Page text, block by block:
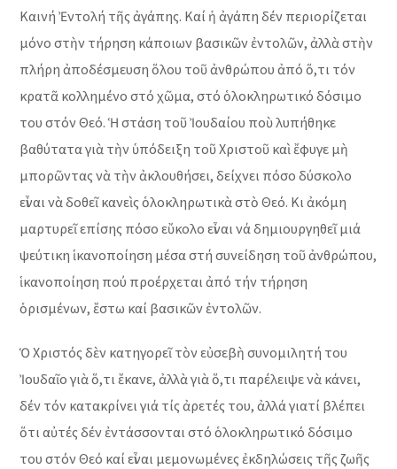
Καινή Ἐντολή τῆς ἀγάπης. Καί ἡ ἀγάπη δέν περιορίζεται
μόνο στὴν τήρηση κάποιων βασικῶν ἐντολῶν, ἀλλὰ στὴν
πλήρη ἀποδέσμευση ὅλου τοῦ ἀνθρώπου ἀπό ὅ,τι τόν
κρατᾶ κολλημένο στό χῶμα, στό ὁλοκληρωτικό δόσιμο
του στόν Θεό. Ἡ στάση τοῦ Ἰουδαίου ποὺ λυπήθηκε
βαθύτατα γιὰ τὴν ὑπόδειξη τοῦ Χριστοῦ καὶ ἔφυγε μὴ
μπορῶντας νὰ τὴν ἀκλουθήσει, δείχνει πόσο δύσκολο
εἶναι νὰ δοθεῖ κανεὶς ὁλοκληρωτικὰ στὸ Θεό. Κι ἀκόμη
μαρτυρεῖ επίσης πόσο εὔκολο εἶναι νά δημιουργηθεῖ μιά
ψεύτικη ἱκανοποίηση μέσα στή συνείδηση τοῦ ἀνθρώπου,
ἱκανοποίηση πού προέρχεται ἀπό τήν τήρηση
ὁρισμένων, ἔστω καί βασικῶν ἐντολῶν.
Ὁ Χριστός δὲν κατηγορεῖ τὸν εὐσεβὴ συνομιλητή του
Ἰουδαῖο γιὰ ὅ,τι ἔκανε, ἀλλὰ γιὰ ὅ,τι παρέλειψε νὰ κάνει,
δέν τόν κατακρίνει γιά τίς ἀρετές του, ἀλλά γιατί βλέπει
ὅτι αὐτές δέν ἐντάσσονται στό ὁλοκληρωτικό δόσιμο
του στόν Θεό καί εἶναι μεμονωμένες ἐκδηλώσεις τῆς ζωῆς